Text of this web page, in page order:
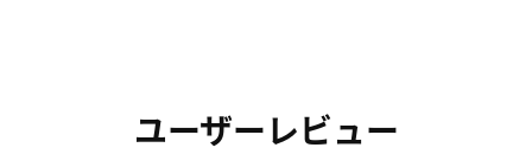
ユーザーレビュー